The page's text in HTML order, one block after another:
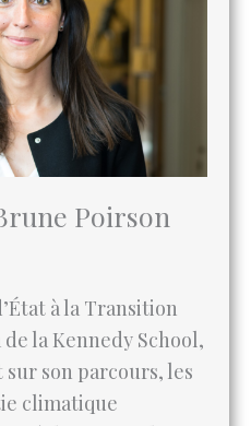
Poirson
à la Transition
la Kennedy School,
son parcours, les
climatique
des COP et le
à l’urgence.